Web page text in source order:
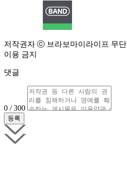
저작권자 ⓒ 브라보마이라이프 무
이용 금지
댓글
0 / 300